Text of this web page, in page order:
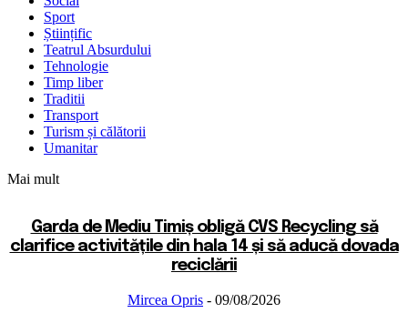
Sport
Științific
Teatrul Absurdului
Tehnologie
Timp liber
Traditii
Transport
Turism și călătorii
Umanitar
Mai mult
Garda de Mediu Timiș obligă CVS Recycling să
clarifice activitățile din hala 14 și să aducă dovada
reciclării
Mircea Opris - 09/08/2026